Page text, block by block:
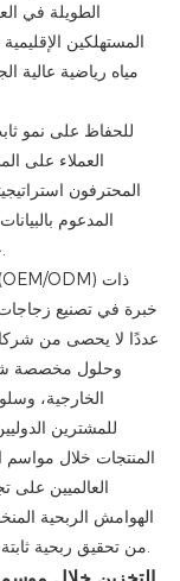
الطويلة في
المستهلكين
مياه رياضية عالية
للحفاظ على نمو
العملاء على
المحترفون
المدعوم
خصيصًا لبناء حواجز تنافسية لا يمكن الاستغناء عنها.
خبرة في تصنيع زجاجات
عددًا لا يحصى من
وحلول مخصصة
الخارجية،
للمشترين
المنتجات خلال مواسم
العالميين على
الهوامش الربحية
من تحقيق ربحية ثابتة وقابلة للتوسع لشركات بيع أدوات الشرب بالجملة.